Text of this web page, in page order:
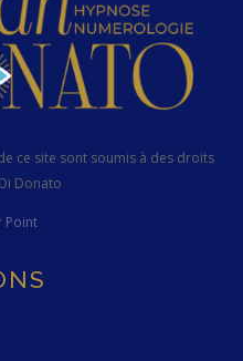
ce site sont soumis à des droits
Donato
Point